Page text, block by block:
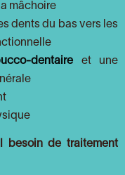
mâchoire
dents du bas vers les
dentaireet une
besoin de traitement